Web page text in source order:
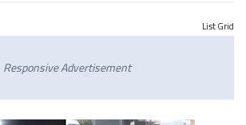
List Grid
Responsive Advertisement